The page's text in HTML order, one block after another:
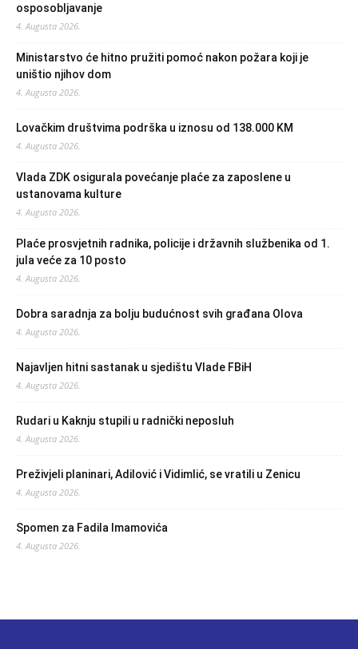
osposobljavanje
4. Augusta 2026.
Ministarstvo će hitno pružiti pomoć nakon požara koji je
uništio njihov dom
4. Augusta 2026.
Lovačkim društvima podrška u iznosu od 138.000 KM
4. Augusta 2026.
Vlada ZDK osigurala povećanje plaće za zaposlene u
ustanovama kulture
4. Augusta 2026.
Plaće prosvjetnih radnika, policije i državnih službenika od 1.
jula veće za 10 posto
4. Augusta 2026.
Dobra saradnja za bolju budućnost svih građana Olova
4. Augusta 2026.
Najavljen hitni sastanak u sjedištu Vlade FBiH
4. Augusta 2026.
Rudari u Kaknju stupili u radnički neposluh
4. Augusta 2026.
Preživjeli planinari, Adilović i Vidimlić, se vratili u Zenicu
4. Augusta 2026.
Spomen za Fadila Imamovića
4. Augusta 2026.